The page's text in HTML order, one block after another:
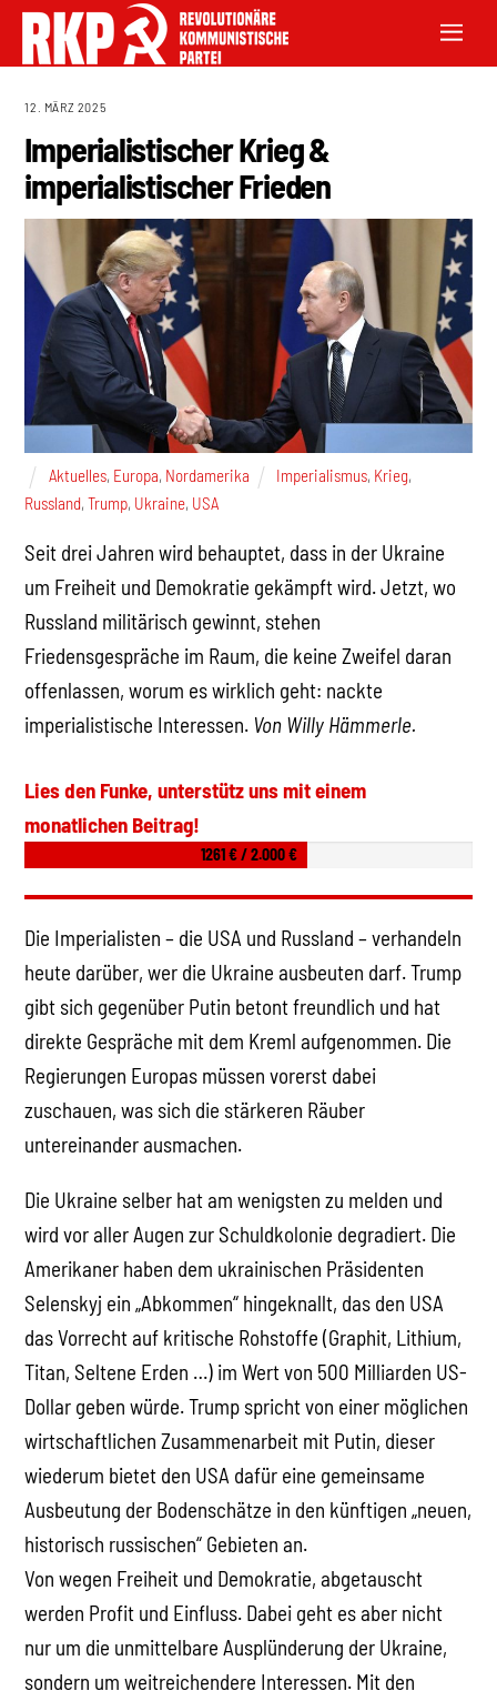
12. MÄRZ 2025
Imperialistischer Krieg &
imperialistischer Frieden
Aktuelles, Europa, Nordamerika Imperialismus, Krieg,
Russland,Trump, Ukraine, USA
Seit drei Jahren wird behauptet, dass in der Ukraine
um Freiheit und Demokratie gekämpft wird. Jetzt, wo
Russland militärisch gewinnt, stehen
Friedensgespräche im Raum, die keine Zweifel daran
offenlassen, worum es wirklich geht: nackte
imperialistische Interessen. Von Willy Hämmerle.
Lies den Funke, unterstütz uns mit einem
monatlichen Beitrag!
1261 € / 2.000 €
Die Imperialisten – die USA und Russland – verhandeln
heute darüber, wer die Ukraine ausbeuten darf. Trump
gibt sich gegenüber Putin betont freundlich und hat
direkte Gespräche mit dem Kreml aufgenommen. Die
Regierungen Europas müssen vorerst dabei
zuschauen, was sich die stärkeren Räuber
untereinander ausmachen.
Die Ukraine selber hat am wenigsten zu melden und
wird vor aller Augen zur Schuldkolonie degradiert. Die
Amerikaner haben dem ukrainischen Präsidenten
Selenskyj ein „Abkommen“ hingeknallt, das den USA
das Vorrecht auf kritische Rohstoffe (Graphit, Lithium,
Titan, Seltene Erden …) im Wert von 500 Milliarden US-
Dollar geben würde. Trump spricht von einer möglichen
wirtschaftlichen Zusammenarbeit mit Putin, dieser
wiederum bietet den USA dafür eine gemeinsame
Ausbeutung der Bodenschätze in den künftigen „neuen,
historisch russischen“ Gebieten an.
Von wegen Freiheit und Demokratie, abgetauscht
werden Profit und Einfluss. Dabei geht es aber nicht
nur um die unmittelbare Ausplünderung der Ukraine,
sondern um weitreichendere Interessen. Mit den